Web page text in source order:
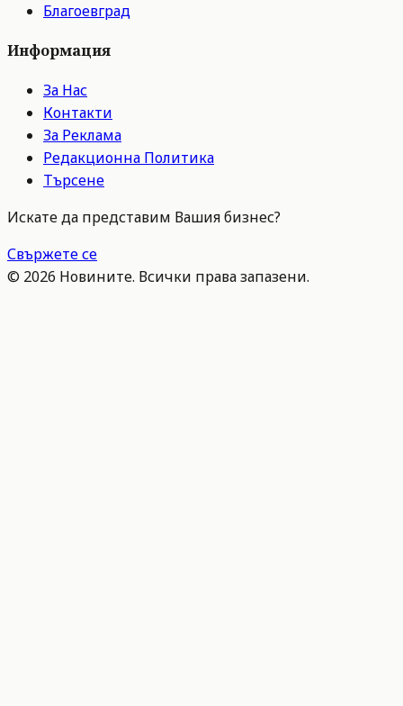
Благоевград
Информация
За Нас
Контакти
За Реклама
Редакционна Политика
Търсене
Искате да представим Вашия бизнес?
Свържете се
© 2026 Новините. Всички права запазени.